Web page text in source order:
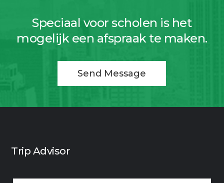
Speciaal voor scholen is het
mogelijk een afspraak te maken.
Send Message
Trip Advisor